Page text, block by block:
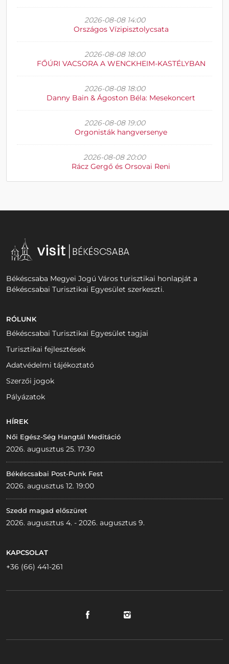
2026-08-08 14:00
Országos Vízipisztolycsata
2026-08-08 18:00
FŐÚRI VACSORA A WENCKHEIM-KASTÉLYBAN
2026-08-08 18:00
Danny Bain & Ágoston Béla: Mesekoncert
2026-08-08 19:00
Orgonisták hangversenye
2026-08-08 20:00
Rácz Gergő és Orsovai Reni
Békéscsaba Megyei Jogú Város turisztikai honlapját a
Békéscsabai Turisztikai Egyesület szerkeszti.
RÓLUNK
Békéscsabai Turisztikai Egyesület tagjai
Turisztikai fejlesztések
Adatvédelmi tájékoztató
Szerzői jogok
Pályázatok
HÍREK
Női Egész-Ség Hangtál Meditáció
2026. augusztus 25. 17:30
Békéscsabai Post-Punk Fest
2026. augusztus 12. 19:00
Szedd magad előszüret
2026. augusztus 4. - 2026. augusztus 9.
KAPCSOLAT
+36 (66) 441-261